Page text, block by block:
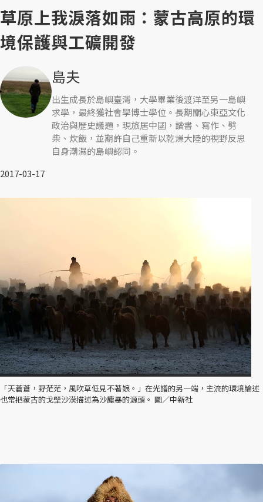
草原上我淚落如雨：蒙古高原的環
境保護與工礦開發
島夫
出生成長於島嶼臺灣，大學畢業後渡洋至另一島嶼
求學，最終獲社會學博士學位。長期關心東亞文化
政治與歷史議題，現旅居中國，讀書、寫作、劈
柴、炊飯，並期許自己重新以乾燥大陸的視野反思
自身潮濕的島嶼認同。
2017-03-17
「天蒼蒼，野茫茫，風吹草低見不著娘。」在光譜的另一端，主流的環境論述
也常把蒙古的戈壁沙漠描述為沙塵暴的源頭。 圖／中新社